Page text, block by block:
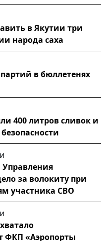
в Якутии три
народа саха
в бюллетенях
400 литров сливок и
за волокиту при
участника СВО
ФКП «Аэропорты